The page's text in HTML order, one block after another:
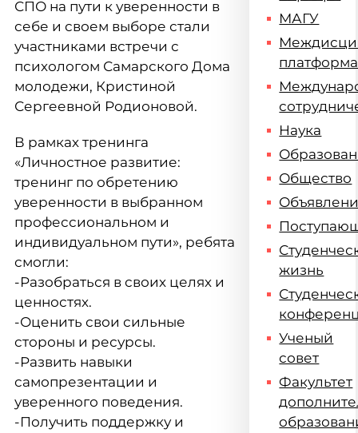
СПО на пути к уверенности в
себе и своем выборе стали
участниками встречи с
психологом Самарского Дома
молодежи, Кристиной
Сергеевной Родионовой.
В рамках тренинга
«Личностное развитие:
тренинг по обретению
уверенности в выбранном
профессиональном и
индивидуальном пути», ребята
смогли:
-Разобраться в своих целях и
ценностях.
-Оценить свои сильные
стороны и ресурсы.
-Развить навыки
самопрезентации и
уверенного поведения.
-Получить поддержку и
МАГУ
платформа
Наука
Общество
жизнь
Ученый
совет
Факультет